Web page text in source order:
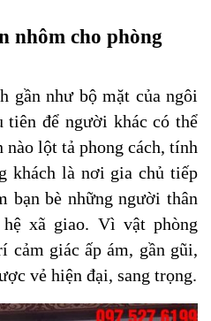
nhôm cho phòng
gần như bộ mặt của ngôi
tiên để người khác có thể
nào lột tả phong cách, tính
khách là nơi gia chủ tiếp
bạn bè những người thân
xã giao. Vì vật phòng
cảm giác ấp ám, gần gũi,
vẻ hiện đại, sang trọng.